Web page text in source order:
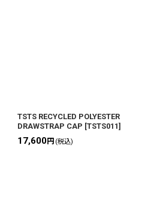
TSTS RECYCLED POLYESTER
DRAWSTRAP CAP [TSTS011]
17,600円 (税込)